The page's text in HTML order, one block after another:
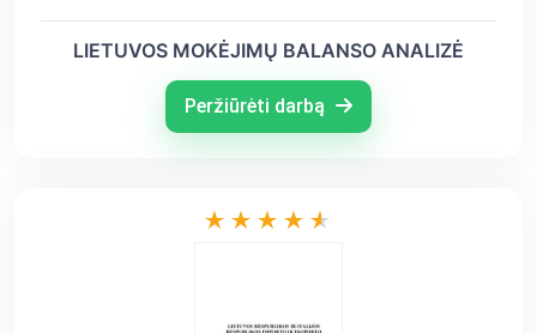
LIETUVOS MOKĖJIMŲ BALANSO ANALIZĖ
Peržiūrėti darbą